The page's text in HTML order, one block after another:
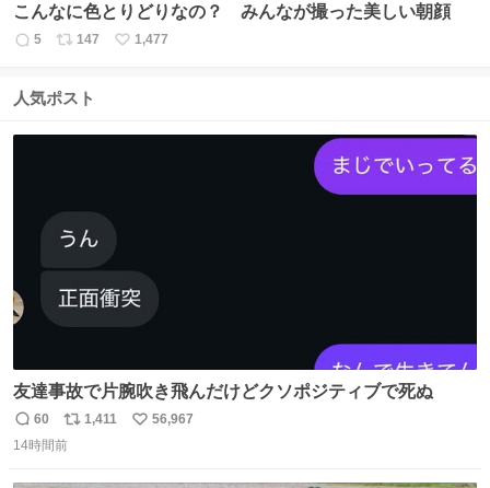
こんなに色とりどりなの？ みんなが撮った美しい朝顔
返
数
5
リ
ス
147
い
1,477
人気ポスト
友達事故で片腕吹き飛んだけどクソポジティブで死ぬ
返
信
60
リ
ポ
1,411
い
56,967
14時間前